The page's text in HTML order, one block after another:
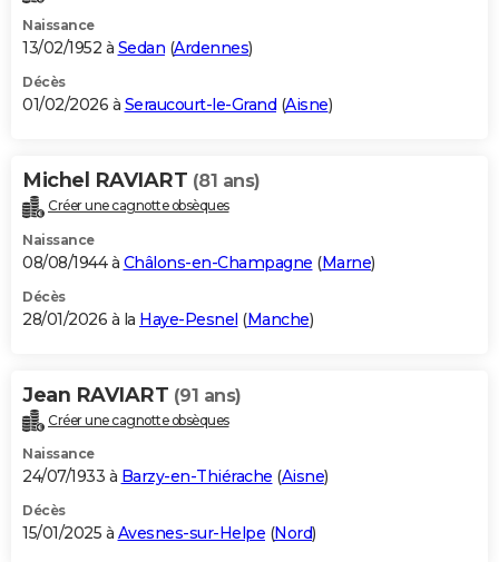
Naissance
13/02/1952 à Sedan (Ardennes)
Décès
01/02/2026 à Seraucourt-le-Grand (Aisne)
Michel RAVIART (81 ans)
Créer une cagnotte obsèques
Naissance
08/08/1944 à Châlons-en-Champagne (Marne)
Décès
28/01/2026 à la Haye-Pesnel (Manche)
Jean RAVIART (91 ans)
Créer une cagnotte obsèques
Naissance
24/07/1933 à Barzy-en-Thiérache (Aisne)
Décès
15/01/2025 à Avesnes-sur-Helpe (Nord)